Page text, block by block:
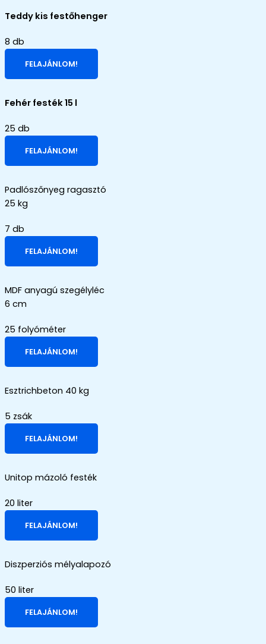
Teddy kis festőhenger
8 db
FELAJÁNLOM!
Fehér festék 15 l
25 db
FELAJÁNLOM!
Padlószőnyeg ragasztó
25 kg
7 db
FELAJÁNLOM!
MDF anyagú szegélyléc
6 cm
25 folyóméter
FELAJÁNLOM!
Esztrichbeton 40 kg
5 zsák
FELAJÁNLOM!
Unitop mázoló festék
20 liter
FELAJÁNLOM!
Diszperziós mélyalapozó
50 liter
FELAJÁNLOM!